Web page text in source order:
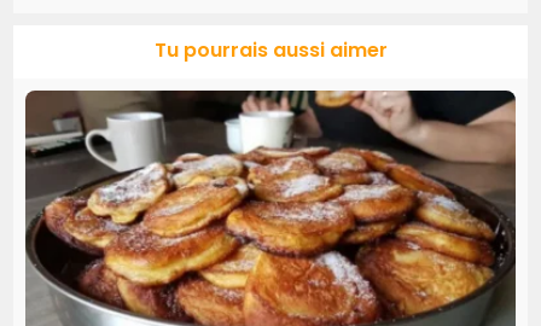
Tu pourrais aussi aimer